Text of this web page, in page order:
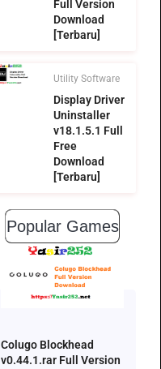
Full Version
Download
[Terbaru]
Utility Software
Display Driver
Uninstaller
v18.1.5.1 Full
Free
Download
[Terbaru]
Popular Games
Colugo Blockhead
v0.44.1.rar Full Version